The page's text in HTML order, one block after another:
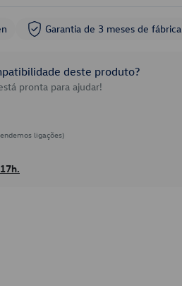
Garantia de 3 meses de fábrica
deste produto?
pronta para ajudar!
ligações)